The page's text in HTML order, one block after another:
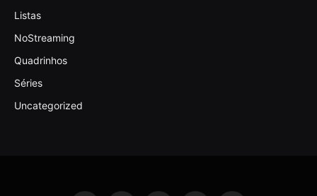
Listas
NoStreaming
Quadrinhos
Séries
Uncategorized